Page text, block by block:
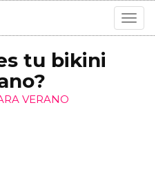
Toggle
tu bikini